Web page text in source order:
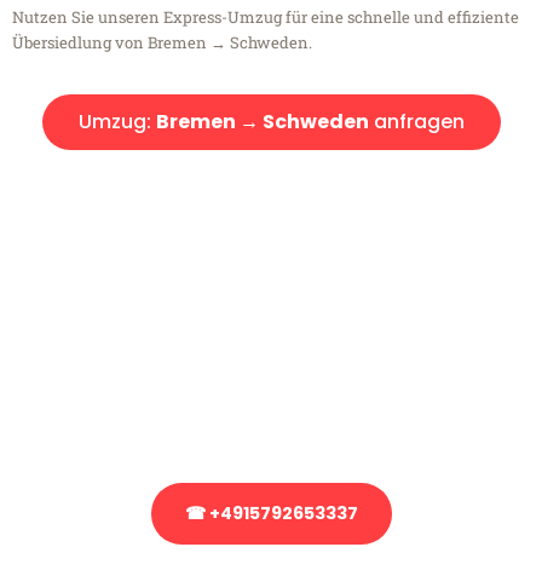
Nutzen Sie unseren Express-Umzug für eine schnelle und effiziente
Übersiedlung von Bremen → Schweden.
Umzug: Bremen → Schweden anfragen
☎ +4915792653337